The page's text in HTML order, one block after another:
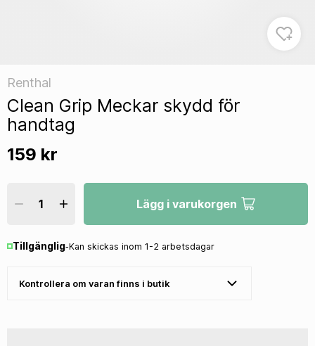
Renthal
Clean Grip Meckar skydd för
handtag
159 kr
Lägg i varukorgen
Tillgänglig‐Kan skickas inom 1-2 arbetsdagar
Kontrollera om varan finns i butik